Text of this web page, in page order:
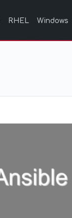
RHEL Windows